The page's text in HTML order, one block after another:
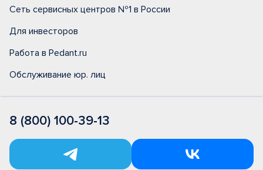
Сеть сервисных центров №1 в России
Для инвесторов
Работа в Pedant.ru
Обслуживание юр. лиц
8 (800) 100-39-13